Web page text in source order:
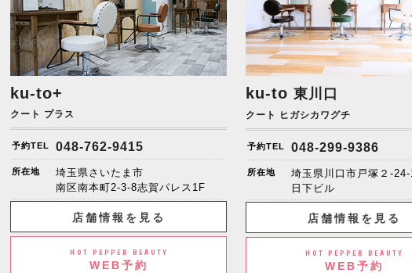
ku-to+
クート プラス
予約TEL 048-762-9415
所在地
埼玉県さいたま市
南区南本町2-3-8志賀パレス1F
店舗情報を見る
HOT PEPPER BEAUTY
WEB予約
ku-to 東川口
クート ヒガシカワグチ
予約TEL 048-299-9386
所在地
埼玉県川口市戸塚２-
日下ビル
店舗情報を見る
HOT PEPPER BEAUTY
WEB予約